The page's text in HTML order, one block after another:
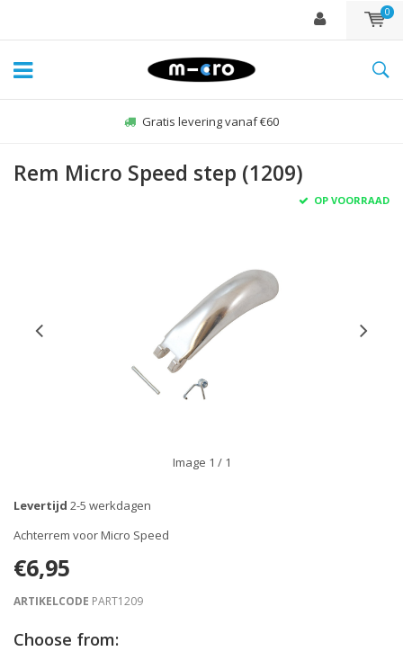
0
Gratis levering vanaf €60
Rem Micro Speed step (1209)
OP VOORRAAD
Image 1 / 1
Levertijd 2-5 werkdagen
Achterrem voor Micro Speed
€6,95
ARTIKELCODE PART1209
Choose from: